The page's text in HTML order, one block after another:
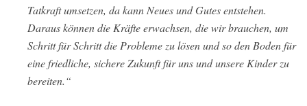
Tatkraft umsetzen, da kann Neues und Gutes entstehen.
Daraus können die Kräfte erwachsen, die wir brauchen, um
Schritt für Schritt die Probleme zu lösen und so den Boden für
eine friedliche, sichere Zukunft für uns und unsere Kinder zu
bereiten.“